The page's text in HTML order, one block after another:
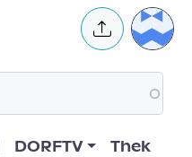
User
DORFTV Thek